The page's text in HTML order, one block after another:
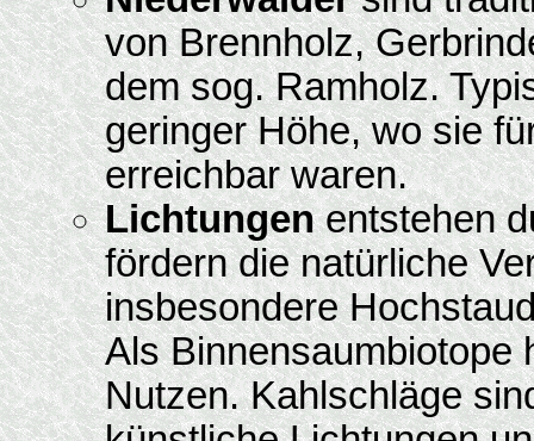
von Brennholz,
dem sog. Ramholz.
geringer Höhe, wo sie
erreichbar waren.
Lichtungenentstehen
fördern die natürliche
insbesondere
Als Binnensaumbiotope
Nutzen. Kahlschläge